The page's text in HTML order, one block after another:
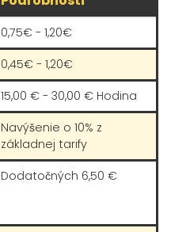
0,75€ - 1,20€
0,45€ - 1,20€
15,00 € - 30,00 € Hodina
Navýšenie o 10% z
základnej tarify
Dodatočných 6,50 €